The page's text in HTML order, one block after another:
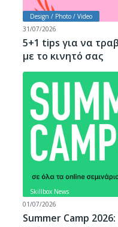
Design / Photo / Video
31/07/2026
5+1 tips για να
με το κινητό σας
Skillbox News
01/07/2026
Summer Camp